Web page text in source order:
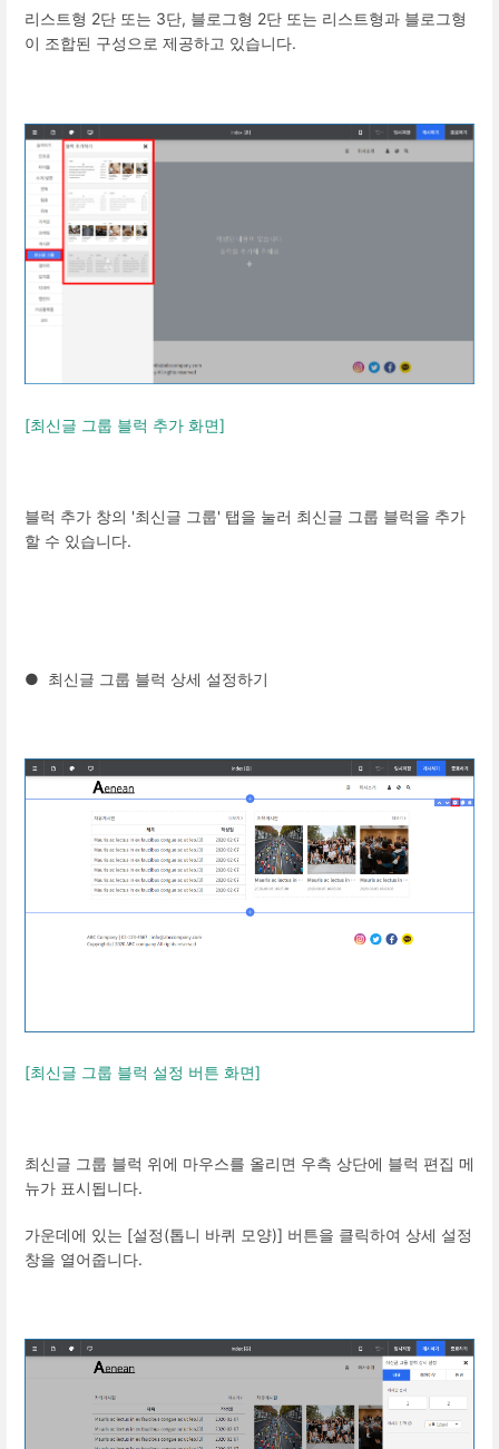
리스트형 2단 또는 3단, 블로그형 2단 또는 리스트형과 블로그형
이 조합된 구성으로 제공하고 있습니다.
[최신글 그룹 블럭 추가 화면]
블럭 추가 창의 '최신글 그룹' 탭을 눌러 최신글 그룹 블럭을 추가
할 수 있습니다.
● 최신글 그룹 블럭 상세 설정하기
[최신글 그룹 블럭 설정 버튼 화면]
최신글 그룹 블럭 위에 마우스를 올리면 우측 상단에 블럭 편집 메
뉴가 표시됩니다.
가운데에 있는 [설정(톱니 바퀴 모양)] 버튼을 클릭하여 상세 설정
창을 열어줍니다.